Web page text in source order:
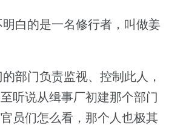
白的是一名修行者，叫做姜
部门负责监视、控制此人，
听说从缉事厂初建那个部门
员们怎么看，那个人也极其